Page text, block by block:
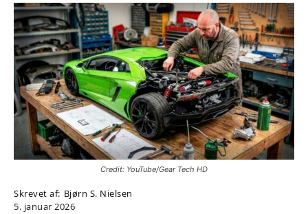
Credit: YouTube/Gear Tech HD
Skrevet af: Bjørn S. Nielsen
5. januar 2026